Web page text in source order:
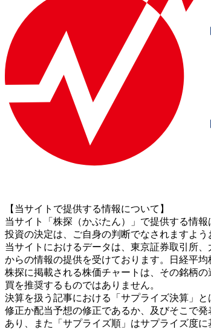
【当サイトで提供する情報について】
当サイト「株探（かぶたん）」で提供する情
投資の決定は、ご自身の判断でなされますよう
当サイトにおけるデータは、東京証券取引所、
からの情報の提供を受けております。日経平
株探に掲載される株価チャートは、その銘柄
買を推奨するものではありません。
決算を扱う記事における「サプライズ決算」
修正か配当予想の修正であるか、及びそこで
あり、また「サプライズ順」はサプライズ度